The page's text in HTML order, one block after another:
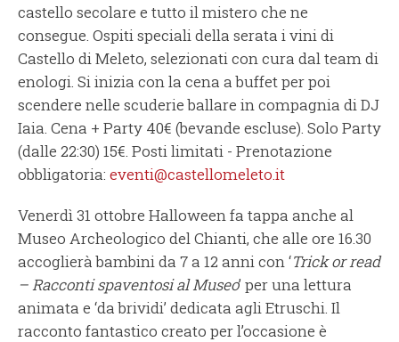
castello secolare e tutto il mistero che ne
consegue. Ospiti speciali della serata i vini di
Castello di Meleto, selezionati con cura dal team di
enologi. Si inizia con la cena a buffet per poi
scendere nelle scuderie ballare in compagnia di DJ
Iaia. Cena + Party 40€ (bevande escluse). Solo Party
(dalle 22:30) 15€. Posti limitati - Prenotazione
obbligatoria: eventi@castellomeleto.it
Venerdì 31 ottobre Halloween fa tappa anche al
Museo Archeologico del Chianti, che alle ore 16.30
accoglierà bambini da 7 a 12 anni con ‘Trick or read
– Racconti spaventosi al Museo’ per una lettura
animata e ‘da brividi’ dedicata agli Etruschi. Il
racconto fantastico creato per l’occasione è